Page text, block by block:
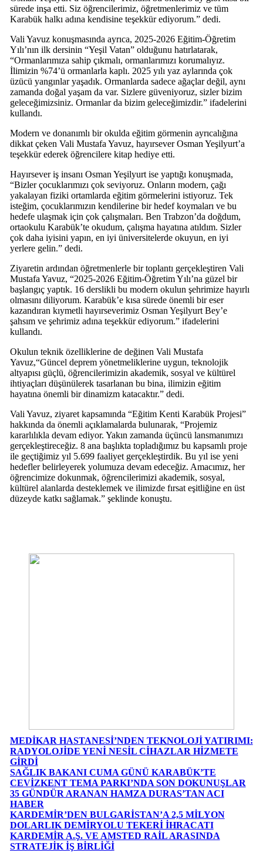
sürede inşa etti. Siz öğrencilerimiz, öğretmenlerimiz ve tüm
Karabük halkı adına kendisine teşekkür ediyorum.” dedi.
Vali Yavuz konuşmasında ayrıca, 2025-2026 Eğitim-Öğretim
Yılı’nın ilk dersinin “Yeşil Vatan” olduğunu hatırlatarak,
“Ormanlarımıza sahip çıkmalı, ormanlarımızı korumalıyız.
İlimizin %74’ü ormanlarla kaplı. 2025 yılı yaz aylarında çok
üzücü yangınlar yaşadık. Ormanlarda sadece ağaçlar değil, aynı
zamanda doğal yaşam da var. Sizlere güveniyoruz, sizler bizim
geleceğimizsiniz. Ormanlar da bizim geleceğimizdir.” ifadelerini
kullandı.
Modern ve donanımlı bir okulda eğitim görmenin ayrıcalığına
dikkat çeken Vali Mustafa Yavuz, hayırsever Osman Yeşilyurt’a
teşekkür ederek öğrencilere kitap hediye etti.
Hayırsever iş insanı Osman Yeşilyurt ise yaptığı konuşmada,
“Bizler çocuklarımızı çok seviyoruz. Onların modern, çağı
yakalayan fiziki ortamlarda eğitim görmelerini istiyoruz. Tek
isteğim, çocuklarımızın kendilerine bir hedef koymaları ve bu
hedefe ulaşmak için çok çalışmaları. Ben Trabzon’da doğdum,
ortaokulu Karabük’te okudum, çalışma hayatına atıldım. Sizler
çok daha iyisini yapın, en iyi üniversitelerde okuyun, en iyi
yerlere gelin.” dedi.
Ziyaretin ardından öğretmenlerle bir toplantı gerçekleştiren Vali
Mustafa Yavuz, “2025-2026 Eğitim-Öğretim Yılı’na güzel bir
başlangıç yaptık. 16 derslikli bu modern okulun şehrimize hayırlı
olmasını diliyorum. Karabük’e kısa sürede önemli bir eser
kazandıran kıymetli hayırseverimiz Osman Yeşilyurt Bey’e
şahsım ve şehrimiz adına teşekkür ediyorum.” ifadelerini
kullandı.
Okulun teknik özelliklerine de değinen Vali Mustafa
Yavuz,“Güncel deprem yönetmeliklerine uygun, teknolojik
altyapısı güçlü, öğrencilerimizin akademik, sosyal ve kültürel
ihtiyaçları düşünülerek tasarlanan bu bina, ilimizin eğitim
hayatına önemli bir dinamizm katacaktır.” dedi.
Vali Yavuz, ziyaret kapsamında “Eğitim Kenti Karabük Projesi”
hakkında da önemli açıklamalarda bulunarak, “Projemiz
kararlılıkla devam ediyor. Yakın zamanda üçüncü lansmanımızı
gerçekleştireceğiz. 8 ana başlıkta topladığımız bu kapsamlı proje
ile geçtiğimiz yıl 5.699 faaliyet gerçekleştirdik. Bu yıl ise yeni
hedefler belirleyerek yolumuza devam edeceğiz. Amacımız, her
öğrencimize dokunmak, öğrencilerimizi akademik, sosyal,
kültürel alanlarda desteklemek ve ilimizde fırsat eşitliğine en üst
düzeyde katkı sağlamak.” şeklinde konuştu.
MEDİKAR HASTANESİ’NDEN TEKNOLOJİ YATIRIMI:
RADYOLOJİDE YENİ NESİL CİHAZLAR HİZMETE
GİRDİ
SAĞLIK BAKANI CUMA GÜNÜ KARABÜK’TE
CEVİZKENT TEMA PARKI’NDA SON DOKUNUŞLAR
35 GÜNDÜR ARANAN HAMZA DURAS’TAN ACI
HABER
KARDEMİR’DEN BULGARİSTAN’A 2,5 MİLYON
DOLARLIK DEMİRYOLU TEKERİ İHRACATI
KARDEMİR A.Ş. VE AMSTED RAİL ARASINDA
STRATEJİK İŞ BİRLİĞİ